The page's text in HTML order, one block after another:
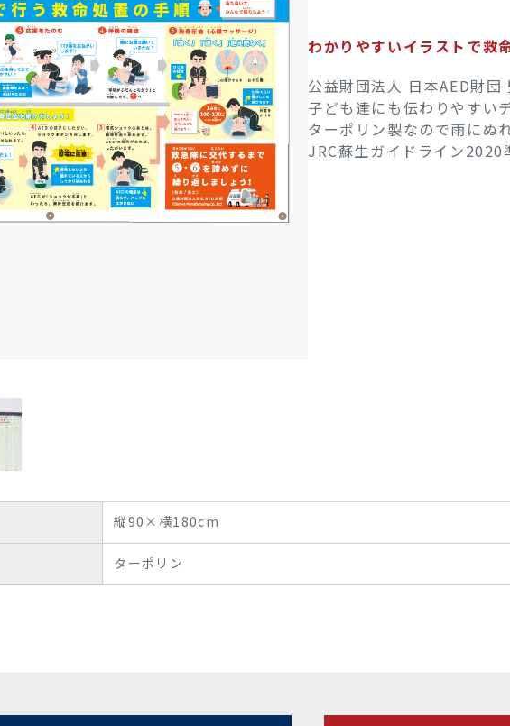
わかりやすいイラストで救
公益財団法人 日本AED財団
子ども達にも伝わりやすい
ターポリン製なので雨にぬ
JRC蘇生ガイドライン2020
縦90×横180cm
ターポリン